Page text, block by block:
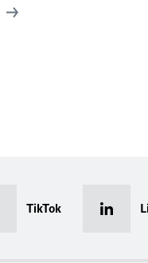
TikTok